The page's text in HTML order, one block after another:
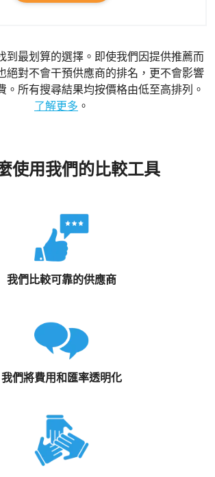
到最划算的選擇。即使我們因提供推薦而
絕對不會干預供應商的排名，更不會影響
。所有搜尋結果均按價格由低至高排列。
了解更多 。
使用我們的比較工具
我們比較可靠的供應商
我們將費用和匯率透明化